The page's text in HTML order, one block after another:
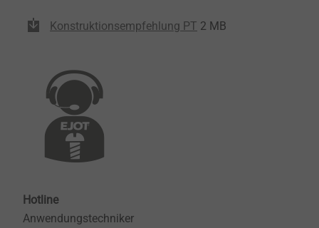
Konstruktionsempfehlung PT 2 MB
Hotline
Anwendungstechniker